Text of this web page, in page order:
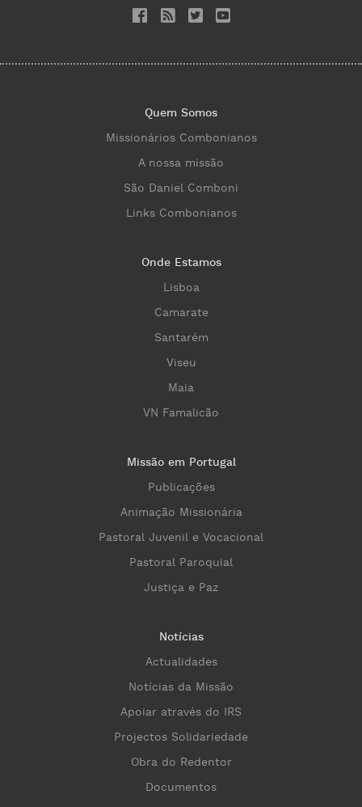
Quem Somos
Missionários Combonianos
A nossa missão
São Daniel Comboni
Links Combonianos
Onde Estamos
Lisboa
Camarate
Santarém
Viseu
Maia
VN Famalicão
Missão em Portugal
Publicações
Animação Missionária
Pastoral Juvenil e Vocacional
Pastoral Paroquial
Justiça e Paz
Notícias
Actualidades
Notícias da Missão
Apoiar através do IRS
Projectos Solidariedade
Obra do Redentor
Documentos